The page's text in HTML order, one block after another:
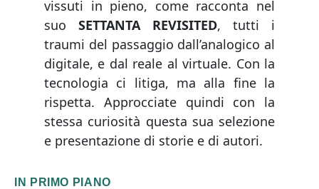
vissuti in pieno, come racconta nel
suo SETTANTA REVISITED, tutti i
traumi del passaggio dall’analogico al
digitale, e dal reale al virtuale. Con la
tecnologia ci litiga, ma alla fine la
rispetta. Approcciate quindi con la
stessa curiosità questa sua selezione
e presentazione di storie e di autori.
IN PRIMO PIANO